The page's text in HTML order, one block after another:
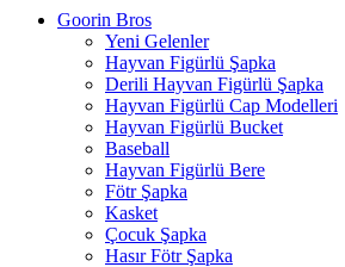
Goorin Bros
Yeni Gelenler
Hayvan Figürlü Şapka
Derili Hayvan Figürlü Şapka
Hayvan Figürlü Cap Modelleri
Hayvan Figürlü Bucket
Baseball
Hayvan Figürlü Bere
Fötr Şapka
Kasket
Çocuk Şapka
Hasır Fötr Şapka